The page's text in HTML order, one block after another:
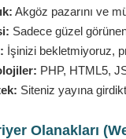
Akgöz pazarını ve
Sadece güzel
İşinizi bekletmiyoruz,
PHP, HTML5,
Siteniz yayına
Olanakları